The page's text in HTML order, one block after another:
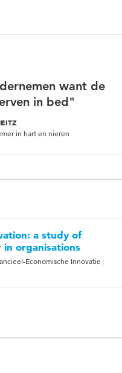
want de
in bed"
in hart en nieren
a study of
organisations
Economische Innovatie